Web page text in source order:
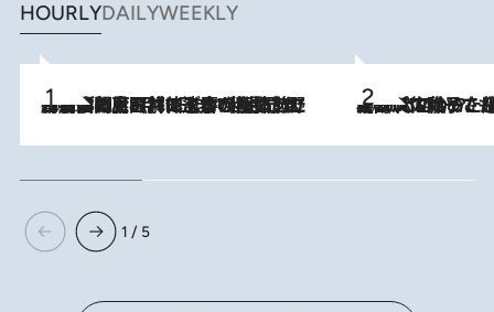
HOURLYDAILYWEEKLY
2026.8.8
「最後に見られてよかった」上野動物園の東園パンダ舎が解体前に特別公開。8月16日まで延長されたパネル展と共に辿る“半世紀”のパンダ飼育《解体工事の図面あり》 2026.8.5
【阿川佐和子さんの年とる力】なぜ70代で始めた趣味は“こんなに楽しい”のか？ ピアノ、俳句…スランプに陥っても続けられる“ある秘訣”とは
1 / 5